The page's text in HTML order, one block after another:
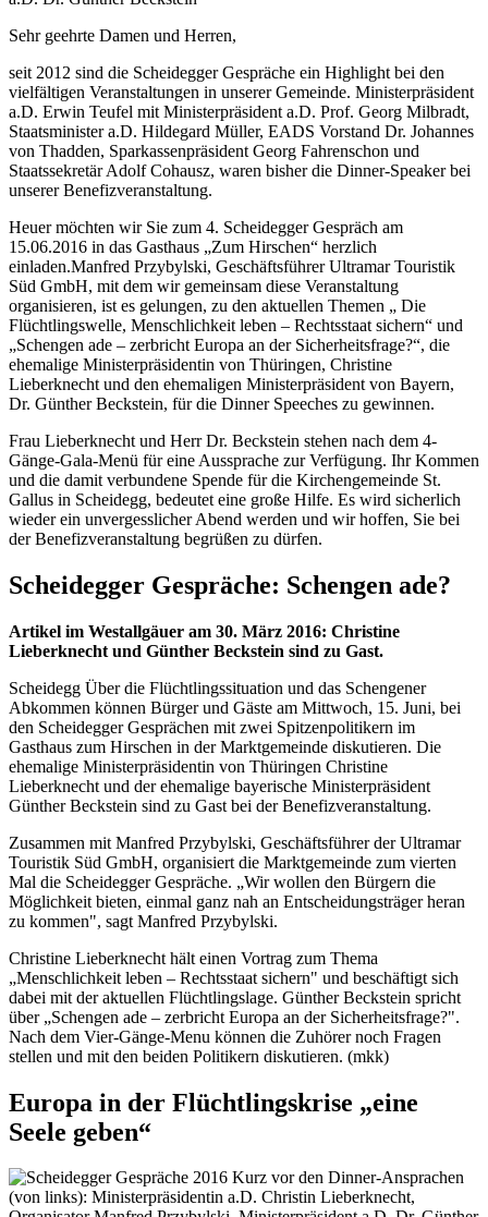
Sehr geehrte Damen und Herren,
seit 2012 sind die Scheidegger Gespräche ein Highlight bei den
vielfältigen Veranstaltungen in unserer Gemeinde. Ministerpräsident
a.D. Erwin Teufel mit Ministerpräsident a.D. Prof. Georg Milbradt,
Staatsminister a.D. Hildegard Müller, EADS Vorstand Dr. Johannes
von Thadden, Sparkassenpräsident Georg Fahrenschon und
Staatssekretär Adolf Cohausz, waren bisher die Dinner-Speaker bei
unserer Benefizveranstaltung.
Heuer möchten wir Sie zum 4. Scheidegger Gespräch am
15.06.2016 in das Gasthaus „Zum Hirschen“ herzlich
einladen.Manfred Przybylski, Geschäftsführer Ultramar Touristik
Süd GmbH, mit dem wir gemeinsam diese Veranstaltung
organisieren, ist es gelungen, zu den aktuellen Themen „ Die
Flüchtlingswelle, Menschlichkeit leben – Rechtsstaat sichern“ und
„Schengen ade – zerbricht Europa an der Sicherheitsfrage?“, die
ehemalige Ministerpräsidentin von Thüringen, Christine
Lieberknecht und den ehemaligen Ministerpräsident von Bayern,
Dr. Günther Beckstein, für die Dinner Speeches zu gewinnen.
Frau Lieberknecht und Herr Dr. Beckstein stehen nach dem 4-
Gänge-Gala-Menü für eine Aussprache zur Verfügung. Ihr Kommen
und die damit verbundene Spende für die Kirchengemeinde St.
Gallus in Scheidegg, bedeutet eine große Hilfe. Es wird sicherlich
wieder ein unvergesslicher Abend werden und wir hoffen, Sie bei
der Benefizveranstaltung begrüßen zu dürfen.
Scheidegger Gespräche: Schengen ade?
Artikel im Westallgäuer am 30. März 2016: Christine
Lieberknecht und Günther Beckstein sind zu Gast.
Scheidegg Über die Flüchtlingssituation und das Schengener
Abkommen können Bürger und Gäste am Mittwoch, 15. Juni, bei
den Scheidegger Gesprächen mit zwei Spitzenpolitikern im
Gasthaus zum Hirschen in der Marktgemeinde diskutieren. Die
ehemalige Ministerpräsidentin von Thüringen Christine
Lieberknecht und der ehemalige bayerische Ministerpräsident
Günther Beckstein sind zu Gast bei der Benefizveranstaltung.
Zusammen mit Manfred Przybylski, Geschäftsführer der Ultramar
Touristik Süd GmbH, organisiert die Marktgemeinde zum vierten
Mal die Scheidegger Gespräche. „Wir wollen den Bürgern die
Möglichkeit bieten, einmal ganz nah an Entscheidungsträger heran
zu kommen", sagt Manfred Przybylski.
Christine Lieberknecht hält einen Vortrag zum Thema
„Menschlichkeit leben – Rechtsstaat sichern" und beschäftigt sich
dabei mit der aktuellen Flüchtlingslage. Günther Beckstein spricht
über „Schengen ade – zerbricht Europa an der Sicherheitsfrage?".
Nach dem Vier-Gänge-Menu können die Zuhörer noch Fragen
stellen und mit den beiden Politikern diskutieren. (mkk)
Europa in der Flüchtlingskrise „eine
Seele geben“
Kurz vor den Dinner-Ansprachen
(von links): Ministerpräsidentin a.D. Christin Lieberknecht,